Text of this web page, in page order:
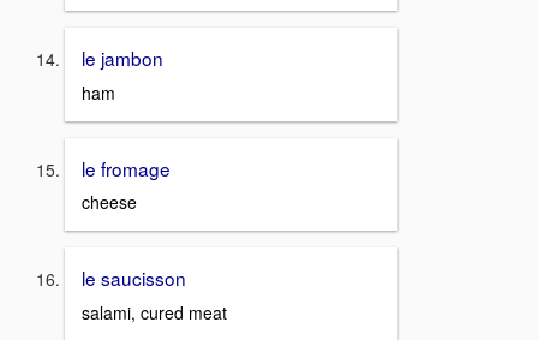
le jambon
ham
le fromage
cheese
le saucisson
salami, cured meat